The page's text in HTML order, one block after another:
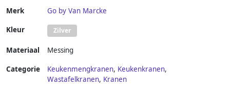
Merk Go by Van Marcke
Kleur Zilver
Materiaal Messing
Categorie Keukenmengkranen, Keukenkranen,
Wastafelkranen, Kranen